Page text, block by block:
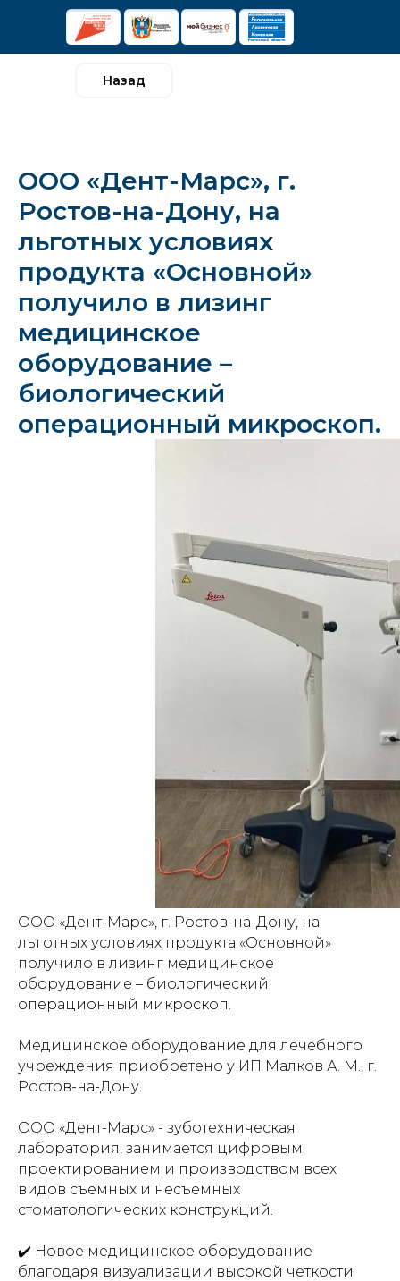
Назад
ООО «Дент-Марс», г.
Ростов-на-Дону, на
льготных условиях
продукта «Основной»
получило в лизинг
медицинское
оборудование –
биологический
операционный микроскоп.
ООО «Дент-Марс», г. Ростов-на-Дону, на
льготных условиях продукта «Основной»
получило в лизинг медицинское
оборудование – биологический
операционный микроскоп.
Медицинское оборудование для лечебного
учреждения приобретено у ИП Малков А. М., г.
Ростов-на-Дону.
ООО «Дент-Марс» - зуботехническая
лаборатория, занимается цифровым
проектированием и производством всех
видов съемных и несъемных
стоматологических конструкций.
✔️ Новое медицинское оборудование
благодаря визуализации высокой четкости